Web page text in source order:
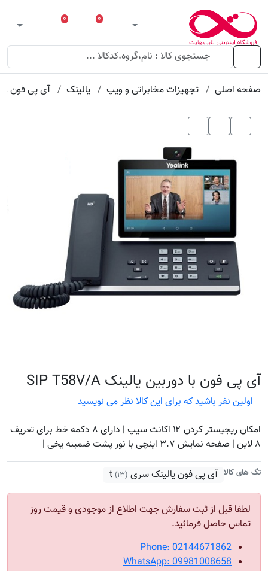
ورود لیست مورد علاقه
۰
سبد خرید
۰
منو
صفحه اصلی
تجهیزات مخابراتی و ویپ یالینک آی پی فون
آی پی فون با دوربین یالینک SIP T58V/A
اولین نفر باشید که برای این کالا نظر می نویسید
امکان ریجیستر کردن ۱۲ اکانت سیپ | دارای ۸ دکمه خط برای تعریف
۸ لاین | صفحه نمایش ۳.۷ اینچی با نور پشت ضمینه یخی |
تگ های کالا آی پی فون یالینک سری t (۱۳)
لطفا قبل از ثبت سفارش جهت اطلاع از موجودی و قیمت روز
تماس حاصل فرمائید.
Phone: 02144671862
WhatsApp: 09981008658
ویژگی
ویژگی